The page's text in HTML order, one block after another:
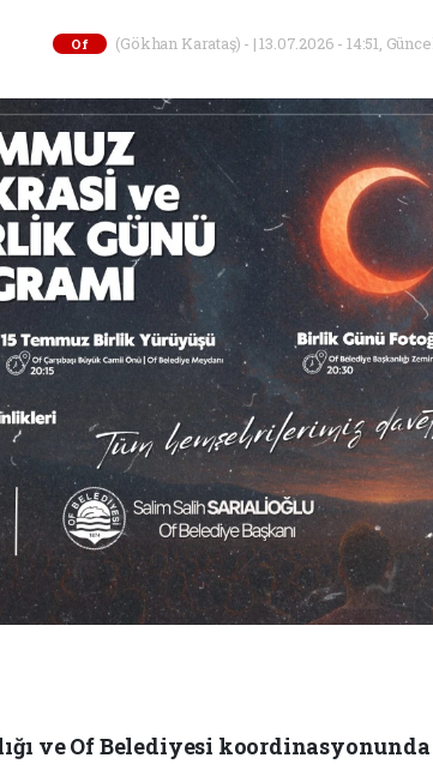
Of (Gökhan Karataş) - | 13.07.2026 - 14:51,
ve Of Belediyesi